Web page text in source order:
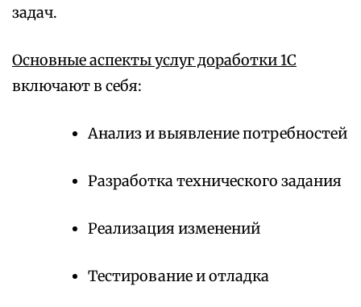
задач.
Основные аспекты услуг доработки 1С
включают в себя:
Анализ и выявление потребностей
Разработка технического задания
Реализация изменений
Тестирование и отладка